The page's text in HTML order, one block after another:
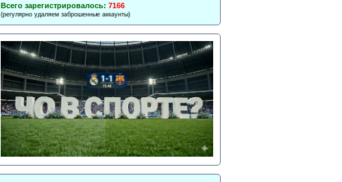
Всего зарегистрировалось: 7166
(регулярно удаляем заброшенные аккаунты)